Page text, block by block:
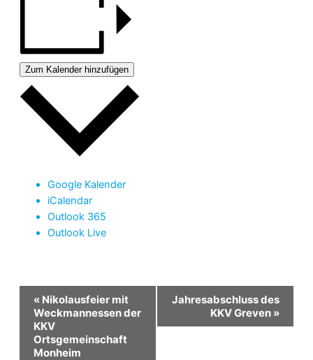
Zum Kalender hinzufügen
Google Kalender
iCalendar
Outlook 365
Outlook Live
Veranstaltung-
Navigation
« Nikolausfeier mit
Weckmannessen der
KKV
Ortsgemeinschaft
Monheim
Jahresabschluss des
KKV Greven »